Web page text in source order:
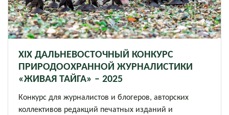
XIХ ДАЛЬНЕВОСТОЧНЫЙ КОНКУРС
ПРИРОДООХРАННОЙ ЖУРНАЛИСТИКИ
«ЖИВАЯ ТАЙГА» – 2025
Конкурс для журналистов и блогеров, авторских
коллективов редакций печатных изданий и